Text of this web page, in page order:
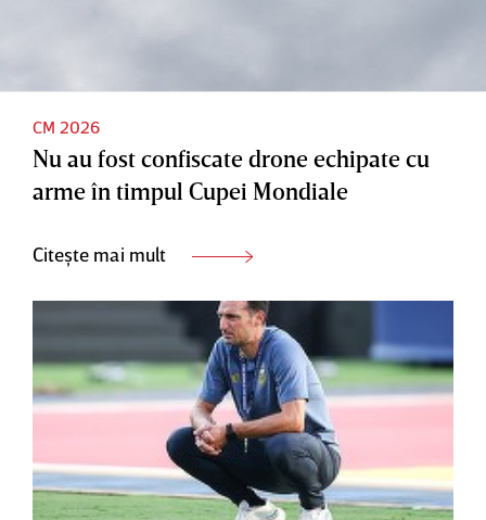
CM 2026
Nu au fost confiscate drone echipate cu
arme în timpul Cupei Mondiale
Citește mai mult